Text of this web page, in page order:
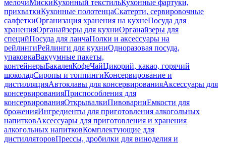
мелочиМискиКухонный текстильКухонные фартуки,
прихваткиКухонные полотенцаСкатерти, сервировочные
салфеткиОрганизация хранения на кухнеПосуда для
храненияОрганайзеры для кухниОрганайзеры для
специйПосуда для ланчаПолки и аксессуары на
рейлингиРейлинги для кухниОдноразовая посуда,
упаковкаВакуумные пакеты,
контейнерыБакалеяКофеЧайЦикорий, какао, горячий
шоколадСиропы и топпингиКонсервирование и
дистилляцияАвтоклавы для консервированияАксессуары для
консервированияПриспособления для
консервированияОткрывалкиПивоварниЕмкости для
броженияИнгредиенты для приготовления алкогольных
напитковАксессуары для приготовления и хранения
алкогольных напитковКомплектующие для
дистилляторовПрессы, дробилки для виноделия и